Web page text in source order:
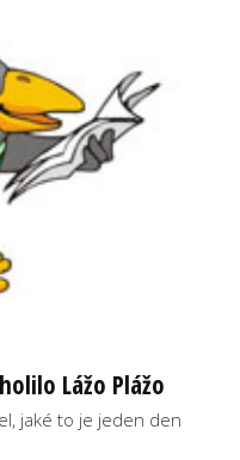
Lážo Plážo
jaké to je jeden den